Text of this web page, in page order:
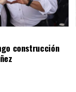
construcción